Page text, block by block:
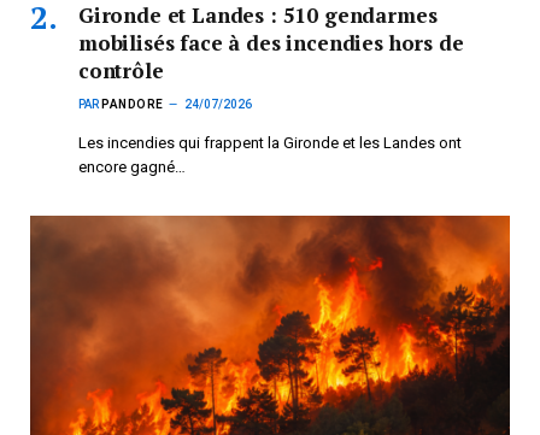
Gironde et Landes : 510 gendarmes
mobilisés face à des incendies hors de
contrôle
PAR PANDORE 24/07/2026
Les incendies qui frappent la Gironde et les Landes ont
encore gagné…